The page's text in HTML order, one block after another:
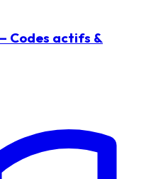
Codes actifs &